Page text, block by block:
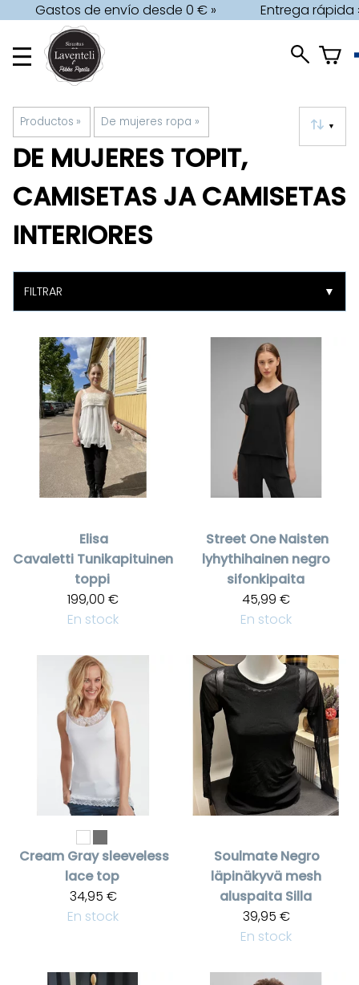
Gastos de envío desde 0 € » Entrega rápida
Productos ‪» De mujeres ropa ‪» ▼
DE MUJERES TOPIT,
CAMISETAS JA CAMISETAS
INTERIORES
FILTRAR ▼
Elisa
Cavaletti Tunikapituinen
toppi
199,00 €
En stock
Street One Naisten
lyhythihainen negro
sifonkipaita
45,99 €
En stock
Cream Gray sleeveless
lace top
34,95 €
En stock
Soulmate Negro
läpinäkyvä mesh
aluspaita Silla
39,95 €
En stock